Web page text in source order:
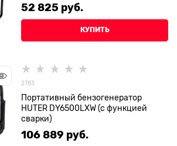
52 825 руб.
КУПИТЬ
2783
Портативный бензогенератор
HUTER DY6500LXW (с функцией
сварки)
106 889 руб.